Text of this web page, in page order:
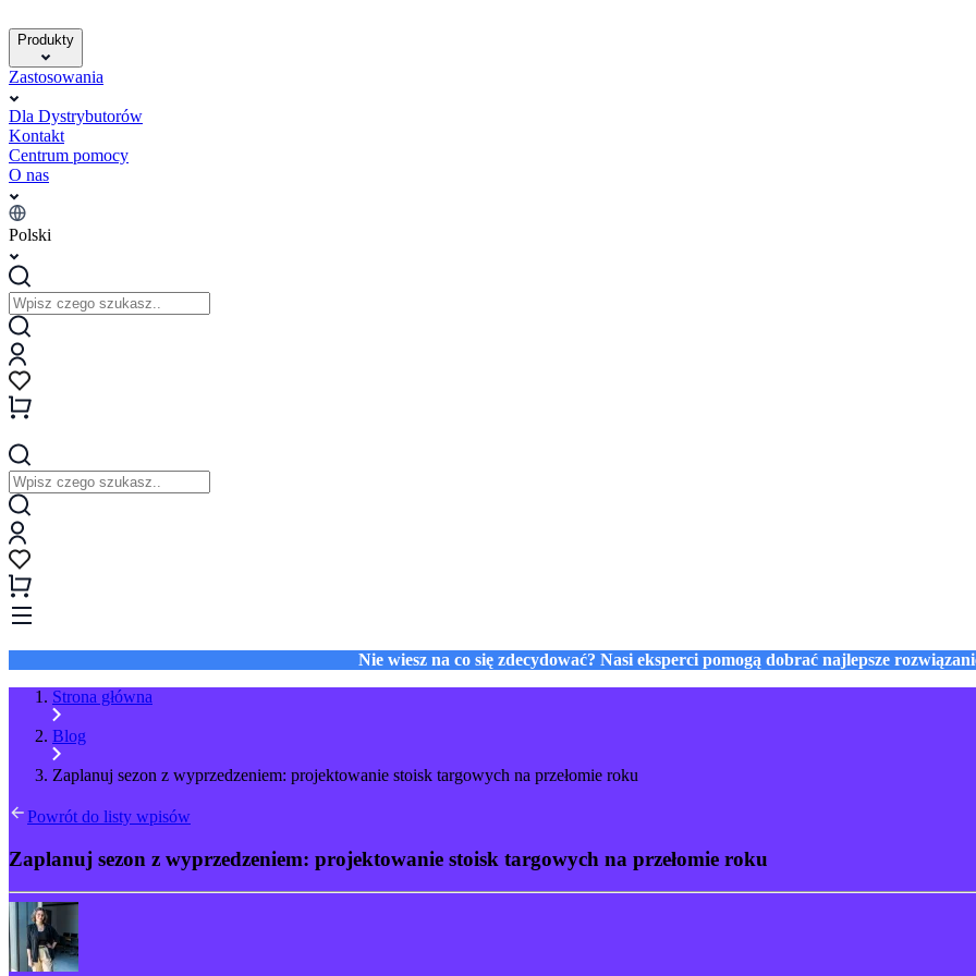
Produkty
Zastosowania
Dla Dystrybutorów
Kontakt
Centrum pomocy
O nas
Polski
Nie wiesz na co się zdecydować? Nasi eksperci pomogą dobrać najlepsze
Strona główna
Blog
Zaplanuj sezon z wyprzedzeniem: projektowanie stoisk targowych na przełomie roku
Powrót do listy wpisów
Zaplanuj sezon z wyprzedzeniem: projektowanie stoisk targowych na przełomie roku